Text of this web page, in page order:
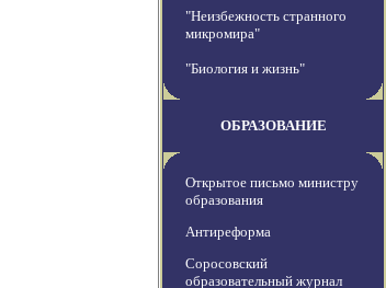
"Неизбежность странного
микромира"
"Биология и жизнь"
ОБРАЗОВАНИЕ
Открытое письмо министру
образования
Антиреформа
Соросовский
образовательный журнал